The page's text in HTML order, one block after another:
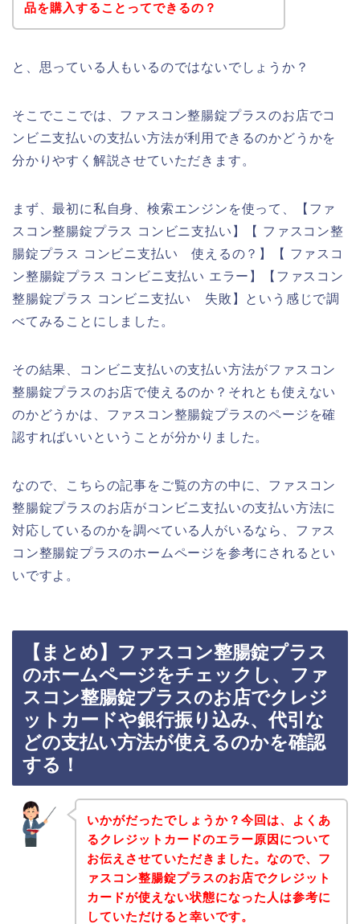
品を購入することってできるの？
と、思っている人もいるのではないでしょうか？
そこでここでは、ファスコン整腸錠プラスのお店でコ
ンビニ支払いの支払い方法が利用できるのかどうかを
分かりやすく解説させていただきます。
まず、最初に私自身、検索エンジンを使って、【ファ
スコン整腸錠プラス コンビニ支払い】【 ファスコン整
腸錠プラス コンビニ支払い 使えるの？】【 ファスコ
ン整腸錠プラス コンビニ支払い エラー】【ファスコン
整腸錠プラス コンビニ支払い 失敗】という感じで調
べてみることにしました。
その結果、コンビニ支払いの支払い方法がファスコン
整腸錠プラスのお店で使えるのか？それとも使えない
のかどうかは、ファスコン整腸錠プラスのページを確
認すればいいということが分かりました。
なので、こちらの記事をご覧の方の中に、ファスコン
整腸錠プラスのお店がコンビニ支払いの支払い方法に
対応しているのかを調べている人がいるなら、ファス
コン整腸錠プラスのホームページを参考にされるとい
いですよ。
【まとめ】ファスコン整腸錠プラス
のホームページをチェックし、ファ
スコン整腸錠プラスのお店でクレジ
ットカードや銀行振り込み、代引な
どの支払い方法が使えるのかを確認
する！
いかがだったでしょうか？今回は、よくあ
るクレジットカードのエラー原因について
お伝えさせていただきました。なので、フ
ァスコン整腸錠プラスのお店でクレジット
カードが使えない状態になった人は参考に
していただけると幸いです。